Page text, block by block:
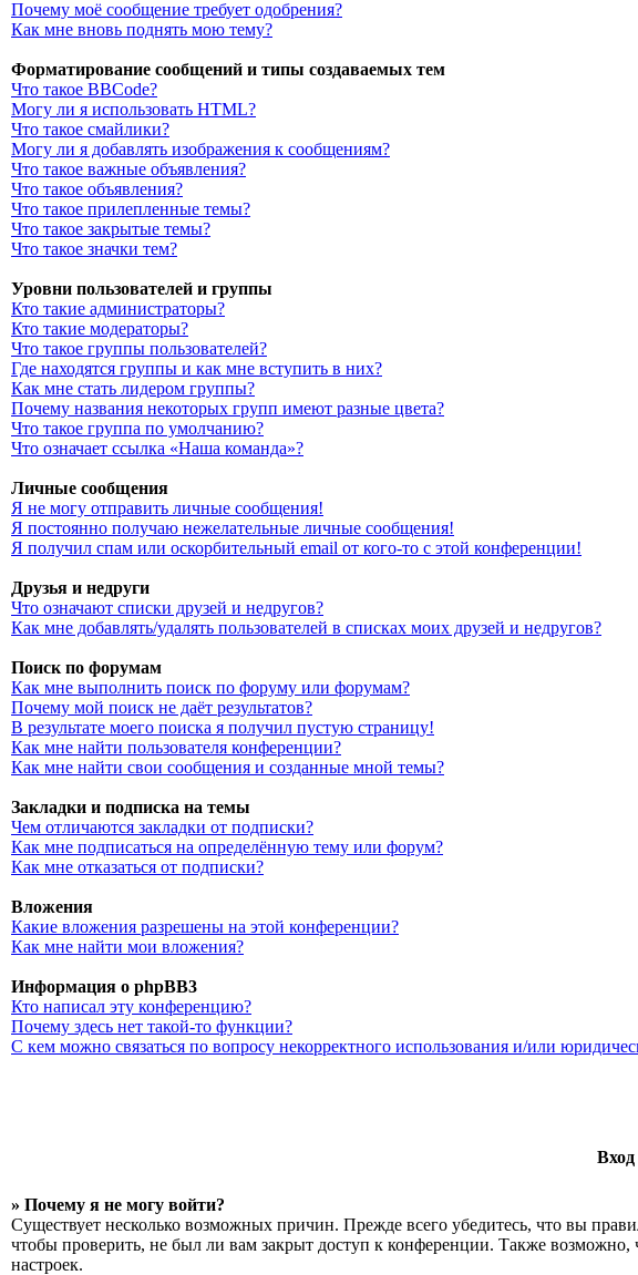
Почему моё сообщение требует одобрения?
Как мне вновь поднять мою тему?
Форматирование сообщений и типы создаваемых тем
Что такое BBCode?
Могу ли я использовать HTML?
Что такое смайлики?
Могу ли я добавлять изображения к сообщениям?
Что такое важные объявления?
Что такое объявления?
Что такое прилепленные темы?
Что такое закрытые темы?
Что такое значки тем?
Уровни пользователей и группы
Кто такие администраторы?
Кто такие модераторы?
Что такое группы пользователей?
Где находятся группы и как мне вступить в них?
Как мне стать лидером группы?
Почему названия некоторых групп имеют разные цвета?
Что такое группа по умолчанию?
Что означает ссылка «Наша команда»?
Личные сообщения
Я не могу отправить личные сообщения!
Я постоянно получаю нежелательные личные сообщения!
Я получил спам или оскорбительный email от кого-то с этой конференции!
Друзья и недруги
Что означают списки друзей и недругов?
Как мне добавлять/удалять пользователей в списках моих друзей и недругов?
Поиск по форумам
Как мне выполнить поиск по форуму или форумам?
Почему мой поиск не даёт результатов?
В результате моего поиска я получил пустую страницу!
Как мне найти пользователя конференции?
Как мне найти свои сообщения и созданные мной темы?
Закладки и подписка на темы
Чем отличаются закладки от подписки?
Как мне подписаться на определённую тему или форум?
Как мне отказаться от подписки?
Вложения
Какие вложения разрешены на этой конференции?
Как мне найти мои вложения?
Информация о phpBB3
Кто написал эту конференцию?
Почему здесь нет такой-то функции?
С кем можно связаться по вопросу некорректного использования и/или
» Почему я не могу войти?
Существует несколько возможных причин. Прежде всего убедитесь, что вы
чтобы проверить, не был ли вам закрыт доступ к конференции. Также
настроек.